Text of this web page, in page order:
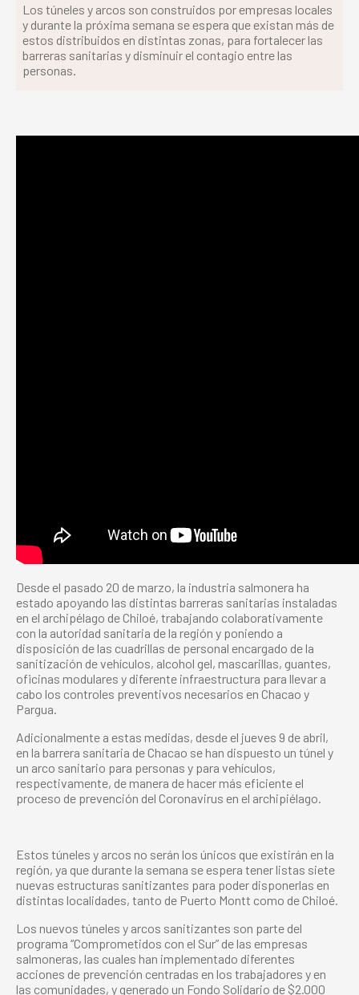
Los túneles y arcos son construidos por empresas locales
y durante la próxima semana se espera que existan más de
estos distribuidos en distintas zonas, para fortalecer las
barreras sanitarias y disminuir el contagio entre las
personas.
Desde el pasado 20 de marzo, la industria salmonera ha
estado apoyando las distintas barreras sanitarias instaladas
en el archipélago de Chiloé, trabajando colaborativamente
con la autoridad sanitaria de la región y poniendo a
disposición de las cuadrillas de personal encargado de la
sanitización de vehículos, alcohol gel, mascarillas, guantes,
oficinas modulares y diferente infraestructura para llevar a
cabo los controles preventivos necesarios en Chacao y
Pargua.
Adicionalmente a estas medidas, desde el jueves 9 de abril,
en la barrera sanitaria de Chacao se han dispuesto un túnel y
un arco sanitario para personas y para vehículos,
respectivamente, de manera de hacer más eficiente el
proceso de prevención del Coronavirus en el archipiélago.
Estos túneles y arcos no serán los únicos que existirán en la
región, ya que durante la semana se espera tener listas siete
nuevas estructuras sanitizantes para poder disponerlas en
distintas localidades, tanto de Puerto Montt como de Chiloé.
Los nuevos túneles y arcos sanitizantes son parte del
programa “Comprometidos con el Sur” de las empresas
salmoneras, las cuales han implementado diferentes
acciones de prevención centradas en los trabajadores y en
las comunidades, y generado un Fondo Solidario de $2.000